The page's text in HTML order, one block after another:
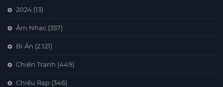
2024 (13)
Âm Nhạc (357)
Bí Ẩn (2.121)
Chiến Tranh (449)
Chiếu Rạp (346)